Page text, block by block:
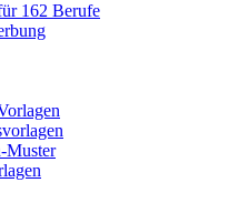
162 Berufe
Muster